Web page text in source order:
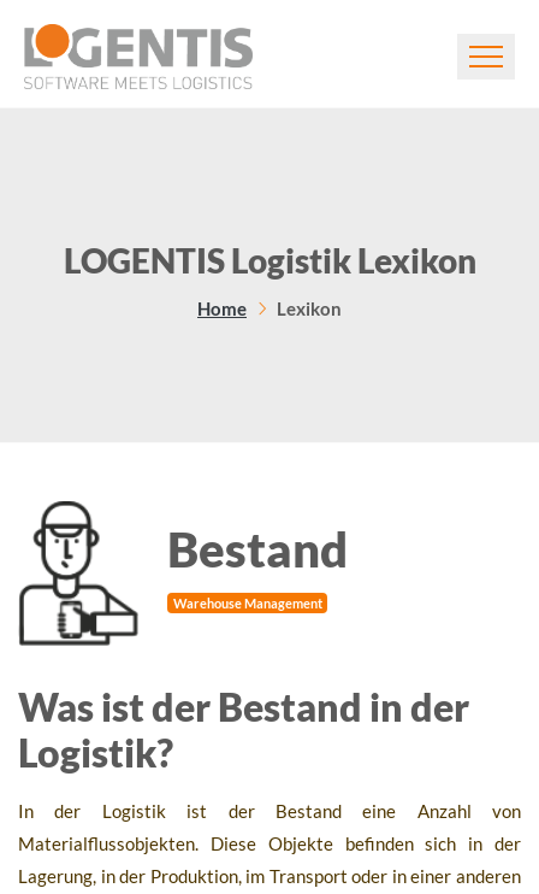
LOGENTIS Logistik Lexikon
Home Lexikon
Bestand
Warehouse Management
Was ist der Bestand in der
Logistik?
In der Logistik ist der Bestand eine Anzahl von
Materialflussobjekten. Diese Objekte befinden sich in der
Lagerung, in der Produktion, im Transport oder in einer anderen